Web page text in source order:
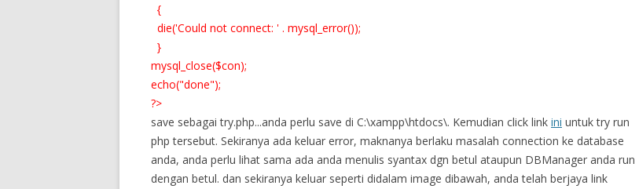
{
die('Could not connect: ' . mysql_error());
}
mysql_close($con);
echo("done");
?>
save sebagai try.php...anda perlu save di C:\xampp\htdocs\. Kemudian click link ini untuk try run
php tersebut. Sekiranya ada keluar error, maknanya berlaku masalah connection ke database
anda, anda perlu lihat sama ada anda menulis syantax dgn betul ataupun DBManager anda run
dengan betul. dan sekiranya keluar seperti didalam image dibawah, anda telah berjaya link